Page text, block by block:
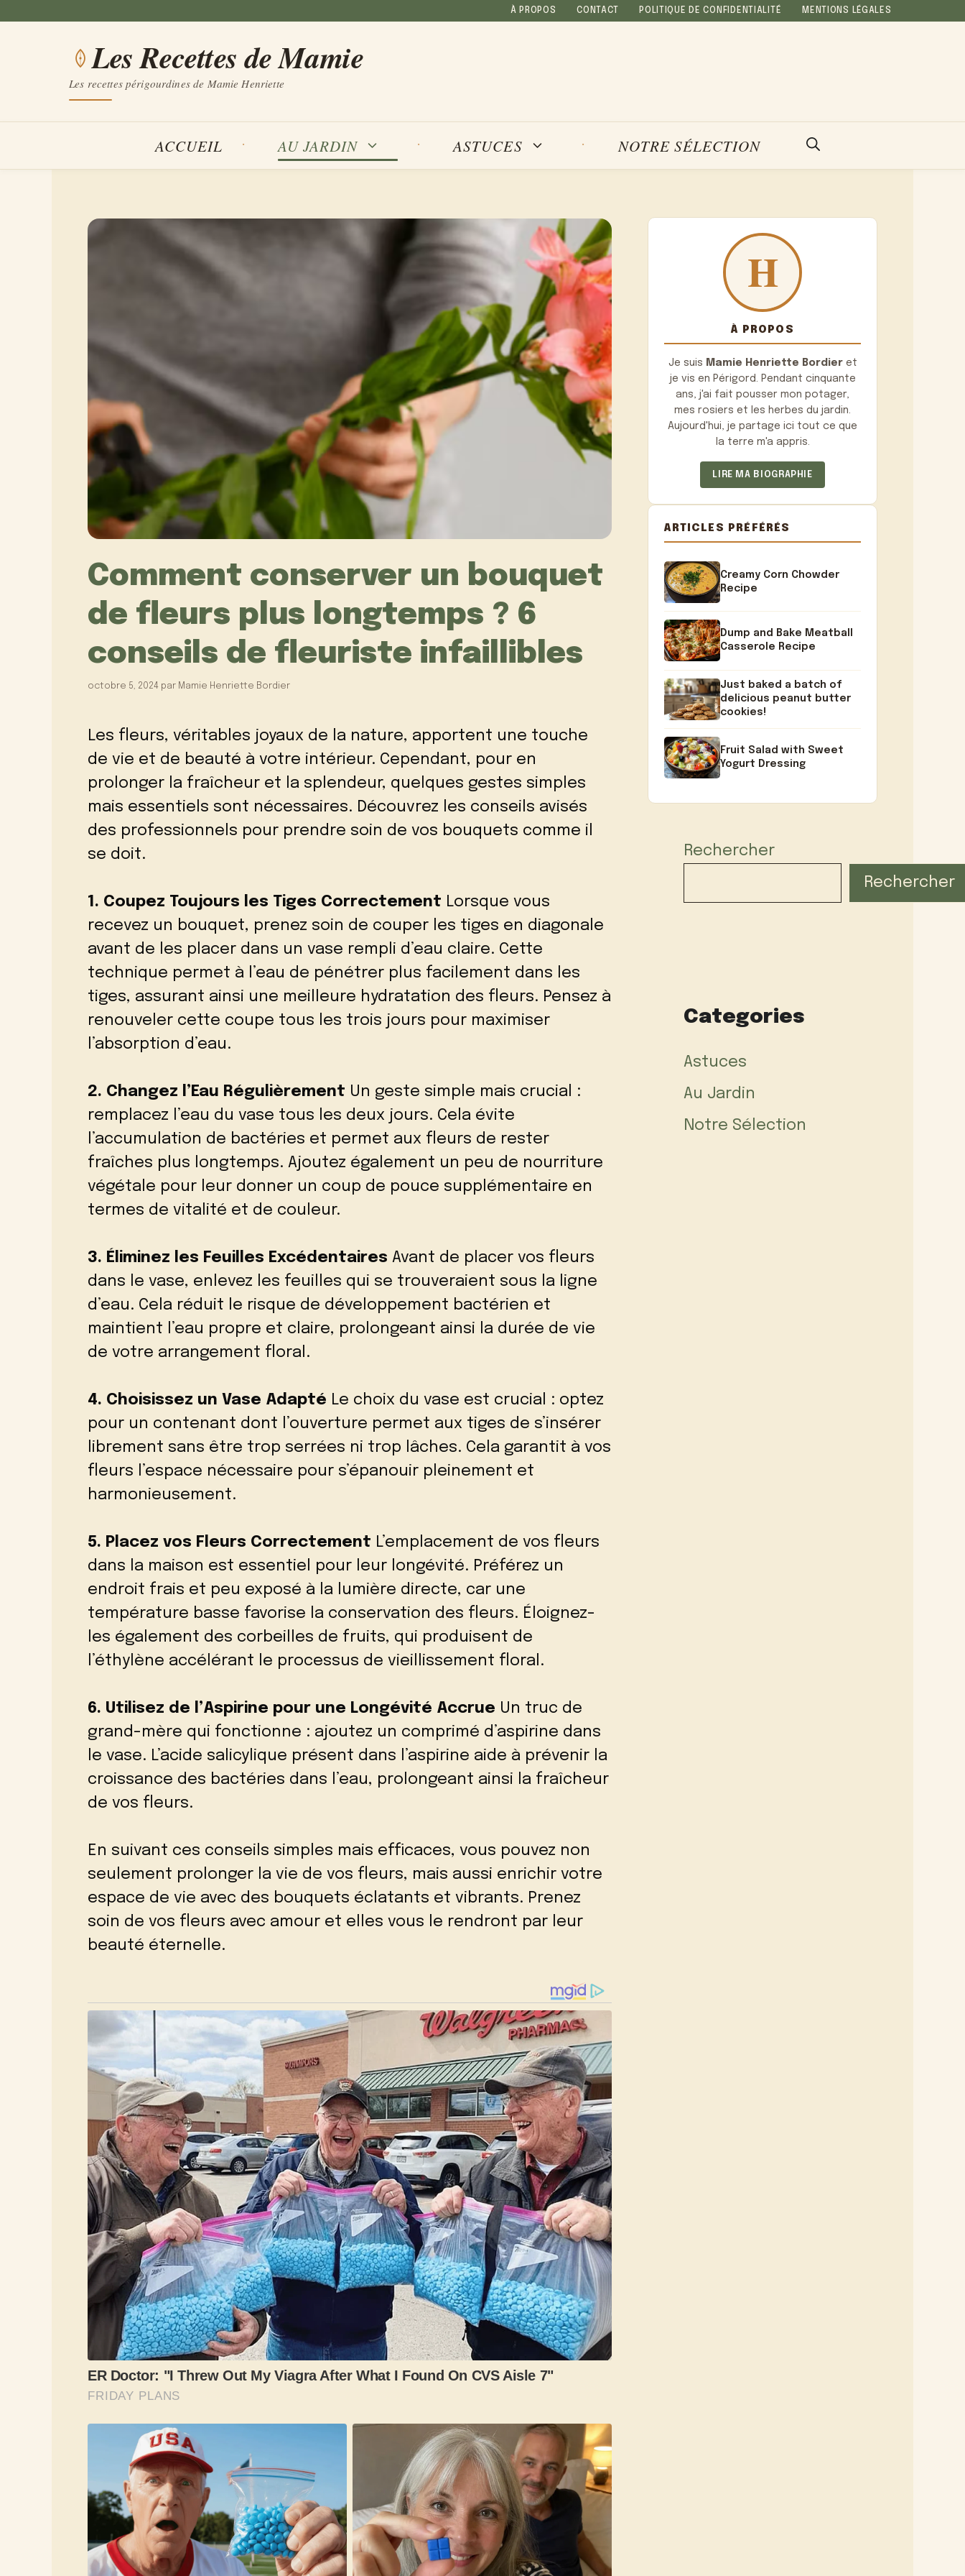
À PROPOS CONTACT POLITIQUE DE CONFIDENTIALITÉ MENTIONS LÉGALES
Les Recettes de Mamie
Les recettes périgourdines de Mamie Henriette
ACCUEIL AU JARDIN ASTUCES NOTRE SÉLECTION
Comment conserver un bouquet
de fleurs plus longtemps ? 6
conseils de fleuriste infaillibles
octobre 5, 2024 par Mamie Henriette Bordier
Les fleurs, véritables joyaux de la nature, apportent une touche
de vie et de beauté à votre intérieur. Cependant, pour en
prolonger la fraîcheur et la splendeur, quelques gestes simples
mais essentiels sont nécessaires. Découvrez les conseils avisés
des professionnels pour prendre soin de vos bouquets comme il
se doit.
1. Coupez Toujours les Tiges Correctement Lorsque vous
recevez un bouquet, prenez soin de couper les tiges en diagonale
avant de les placer dans un vase rempli d’eau claire. Cette
technique permet à l’eau de pénétrer plus facilement dans les
tiges, assurant ainsi une meilleure hydratation des fleurs. Pensez à
renouveler cette coupe tous les trois jours pour maximiser
l’absorption d’eau.
2. Changez l’Eau Régulièrement Un geste simple mais crucial :
remplacez l’eau du vase tous les deux jours. Cela évite
l’accumulation de bactéries et permet aux fleurs de rester
fraîches plus longtemps. Ajoutez également un peu de nourriture
végétale pour leur donner un coup de pouce supplémentaire en
termes de vitalité et de couleur.
3. Éliminez les Feuilles Excédentaires Avant de placer vos fleurs
dans le vase, enlevez les feuilles qui se trouveraient sous la ligne
d’eau. Cela réduit le risque de développement bactérien et
maintient l’eau propre et claire, prolongeant ainsi la durée de vie
de votre arrangement floral.
4. Choisissez un Vase Adapté Le choix du vase est crucial : optez
pour un contenant dont l’ouverture permet aux tiges de s’insérer
librement sans être trop serrées ni trop lâches. Cela garantit à vos
fleurs l’espace nécessaire pour s’épanouir pleinement et
harmonieusement.
5. Placez vos Fleurs Correctement L’emplacement de vos fleurs
dans la maison est essentiel pour leur longévité. Préférez un
endroit frais et peu exposé à la lumière directe, car une
température basse favorise la conservation des fleurs. Éloignez-
les également des corbeilles de fruits, qui produisent de
l’éthylène accélérant le processus de vieillissement floral.
6. Utilisez de l’Aspirine pour une Longévité Accrue Un truc de
grand-mère qui fonctionne : ajoutez un comprimé d’aspirine dans
le vase. L’acide salicylique présent dans l’aspirine aide à prévenir la
croissance des bactéries dans l’eau, prolongeant ainsi la fraîcheur
de vos fleurs.
En suivant ces conseils simples mais efficaces, vous pouvez non
seulement prolonger la vie de vos fleurs, mais aussi enrichir votre
espace de vie avec des bouquets éclatants et vibrants. Prenez
soin de vos fleurs avec amour et elles vous le rendront par leur
beauté éternelle.
À PROPOS
Je suis Mamie Henriette Bordieret
je vis en Périgord. Pendant cinquante
ans, j'ai fait pousser mon potager,
mes rosiers et les herbes du jardin.
Aujourd'hui, je partage ici tout ce que
la terre m'a appris.
LIRE MA BIOGRAPHIE
ARTICLES PRÉFÉRÉS
Creamy Corn Chowder
Recipe
Dump and Bake Meatball
Casserole Recipe
Just baked a batch of
delicious peanut butter
cookies!
Fruit Salad with Sweet
Yogurt Dressing
Rechercher
Rechercher
Categories
Astuces
Au Jardin
Notre Sélection